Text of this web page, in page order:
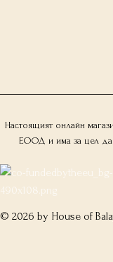
Настоящият онлайн
ЕООД и има за цел да
© 2026 by House of